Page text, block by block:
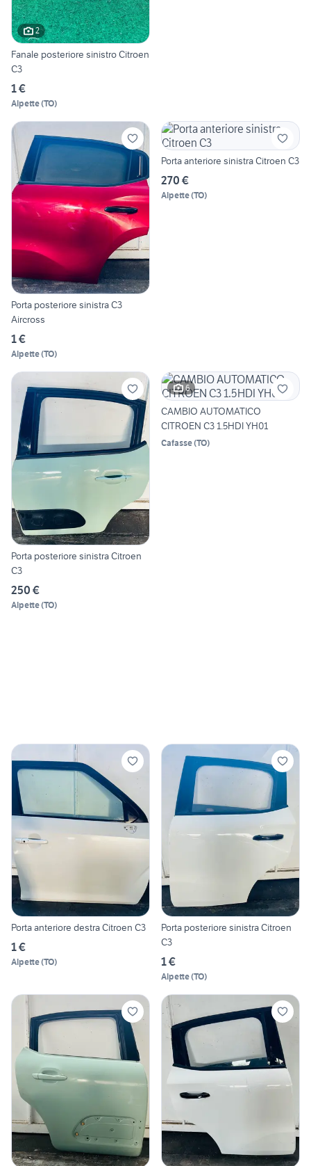
2
Fanale posteriore sinistro Citroen
C3
1 €
Alpette(TO)
Porta posteriore sinistra C3
Aircross
1 €
Alpette(TO)
Porta anteriore sinistra Citroen C3
270 €
Alpette(TO)
Porta posteriore sinistra Citroen
C3
250 €
Alpette(TO)
6
CAMBIO AUTOMATICO
CITROEN C3 1.5HDI YH01
Cafasse(TO)
Porta anteriore destra Citroen C3
1 €
Alpette(TO)
Porta posteriore sinistra Citroen
C3
1 €
Alpette(TO)